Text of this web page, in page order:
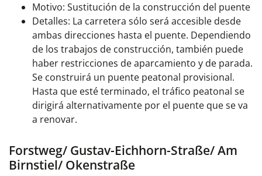
Motivo: Sustitución de la construcción del puente
Detalles: La carretera sólo será accesible desde
ambas direcciones hasta el puente. Dependiendo
de los trabajos de construcción, también puede
haber restricciones de aparcamiento y de parada.
Se construirá un puente peatonal provisional.
Hasta que esté terminado, el tráfico peatonal se
dirigirá alternativamente por el puente que se va
a renovar.
Forstweg/ Gustav-Eichhorn-Straße/ Am
Birnstiel/ Okenstraße